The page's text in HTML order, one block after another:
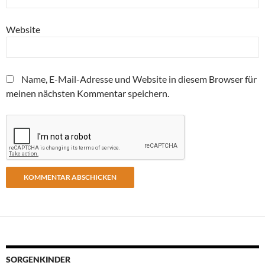
Website
Name, E-Mail-Adresse und Website in diesem Browser für
meinen nächsten Kommentar speichern.
SORGENKINDER